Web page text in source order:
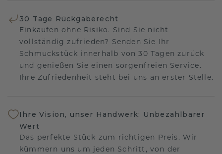
30 Tage Rückgaberecht
Einkaufen ohne Risiko. Sind Sie nicht
vollständig zufrieden? Senden Sie Ihr
Schmuckstück innerhalb von 30 Tagen zurück
und genießen Sie einen sorgenfreien Service.
Ihre Zufriedenheit steht bei uns an erster Stelle.
Ihre Vision, unser Handwerk: Unbezahlbarer
Wert
Das perfekte Stück zum richtigen Preis. Wir
kümmern uns um jeden Schritt, von der